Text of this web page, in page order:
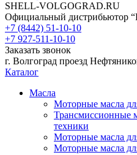
SHELL-VOLGOGRAD.RU
Официальный дистрибьютор
+7 (8442) 51-10-10
+7 927-511-10-10
Заказать звонок
г. Волгоград проезд
Каталог
Масла
Моторные масла
Трансмиссионные
техники
Моторные масла
Моторные масла